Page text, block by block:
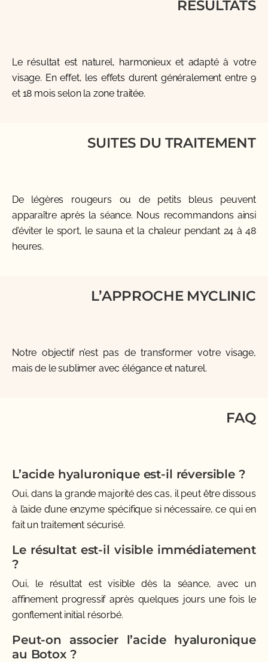
RÉSULTATS
Le résultat est naturel, harmonieux et adapté à votre
visage. En effet, les effets durent généralement entre 9
et 18 mois selon la zone traitée.
SUITES DU TRAITEMENT
De légères rougeurs ou de petits bleus peuvent
apparaître après la séance. Nous recommandons ainsi
d’éviter le sport, le sauna et la chaleur pendant 24 à 48
heures.
L’APPROCHE MYCLINIC
Notre objectif n’est pas de transformer votre visage,
mais de le sublimer avec élégance et naturel.
FAQ
L’acide hyaluronique est-il réversible ?
Oui, dans la grande majorité des cas, il peut être dissous
à l’aide d’une enzyme spécifique si nécessaire, ce qui en
fait un traitement sécurisé.
Le résultat est-il visible immédiatement
?
Oui, le résultat est visible dès la séance, avec un
affinement progressif après quelques jours une fois le
gonflement initial résorbé.
Peut-on associer l’acide hyaluronique
au Botox ?